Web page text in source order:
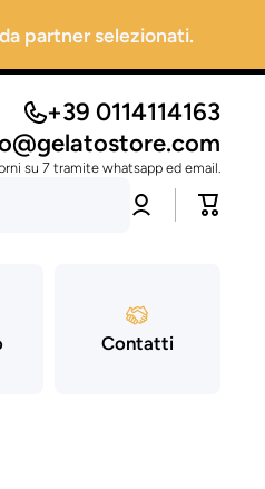
partner selezionati.
+39 0114114163
su 7 tramite whatsapp ed email.
Accedi Carrello
Contatti